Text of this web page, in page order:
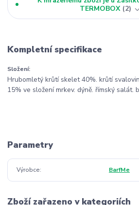
TERMOBOX 2
Kompletní specifikace
Složení:
Hrubomletý krůtí skelet 40%. krůtí
15% ve složení mrkev. dýně. římský salát.
Parametry
Výrobce BarfMe
Zboží zařazeno v kategoriích